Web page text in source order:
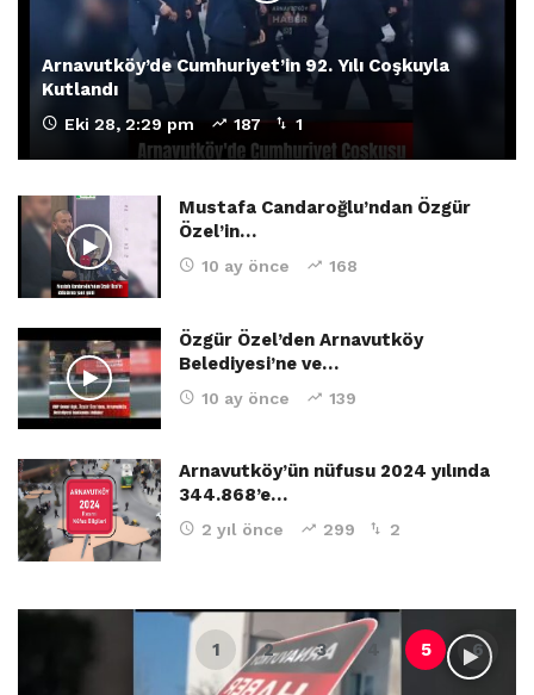
Arnavutköy’de Cumhuriyet’in 92. Yılı Coşkuyla
Kutlandı
Eki 28, 2:29 pm 187 1
Mustafa Candaroğlu’ndan Özgür
Özel’in…
10 ay önce 168
Özgür Özel’den Arnavutköy
Belediyesi’ne ve…
10 ay önce 139
Arnavutköy’ün nüfusu 2024 yılında
344.868’e…
2 yıl önce 299 2